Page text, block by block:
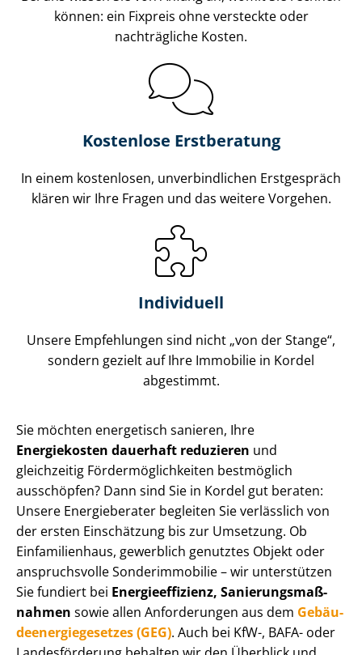
können: ein Fixpreis ohne versteckte oder
nachträgliche Kosten.
Kostenlose Erstberatung
In einem kostenlosen, unverbindlichen Erstgespräch
klären wir Ihre Fragen und das weitere Vorgehen.
Individuell
Unsere Empfehlungen sind nicht „von der Stange“,
sondern gezielt auf Ihre Immobilie in Kordel
abgestimmt.
Sie möchten energetisch sanieren, Ihre
Energiekosten dauerhaft reduzieren und
gleichzeitig För­der­mög­lich­kei­ten bestmöglich
ausschöpfen? Dann sind Sie in Kordel gut beraten:
Unsere Energieberater begleiten Sie verlässlich von
der ersten Einschätzung bis zur Umsetzung. Ob
Einfamilienhaus, gewerblich genutztes Objekt oder
anspruchsvolle Sonderimmobilie – wir unterstützen
Sie fundiert bei En­er­gie­ef­fi­zi­enz, Sa­nie­rungs­maß­
nah­men sowie allen Anforderungen aus dem Ge­bäu­
de­en­er­gie­ge­set­zes (GEG). Auch bei KfW-, BAFA- oder